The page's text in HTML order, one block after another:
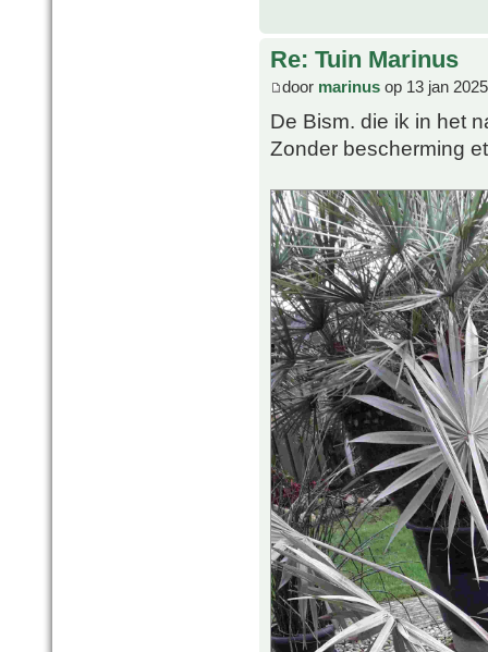
Re: Tuin Marinus
door marinus op 13 jan
De Bism. die ik in het
Zonder bescherming